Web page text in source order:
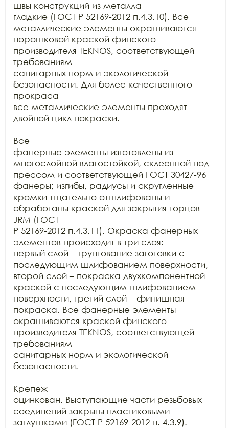
швы конструкций из металла
гладкие (ГОСТ Р 52169-2012 п.4.3.10). Все
металлические элементы окрашиваются
порошковой краской финского
производителя TEKNOS, соответствующей
требованиям
санитарных норм и экологической
безопасности. Для более качественного
прокраса
все металлические элементы проходят
двойной цикл покраски.
Все
фанерные элементы изготовлены из
многослойной влагостойкой, склеенной под
прессом и соответствующей ГОСТ 30427-96
фанеры; изгибы, радиусы и скругленные
кромки тщательно отшлифованы и
обработаны краской для закрытия торцов
JRM (ГОСТ
Р 52169-2012 п.4.3.11). Окраска фанерных
элементов происходит в три слоя:
первый слой – грунтование заготовки с
последующим шлифованием поверхности,
второй слой – покраска двухкомпонентной
краской с последующим шлифованием
поверхности, третий слой – финишная
покраска. Все фанерные элементы
окрашиваются краской финского
производителя TEKNOS, соответствующей
требованиям
санитарных норм и экологической
безопасности.
Крепеж
оцинкован. Выступающие части резьбовых
соединений закрыты пластиковыми
заглушками (ГОСТ Р 52169-2012 п. 4.3.9).